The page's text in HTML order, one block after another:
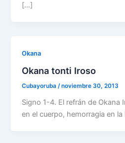
[…]
Okana
Okana tonti Iroso
Cubayoruba/noviembre 30, 2013
Signo 1-4. El refrán de Okana
en el cuerpo, hemorragia en